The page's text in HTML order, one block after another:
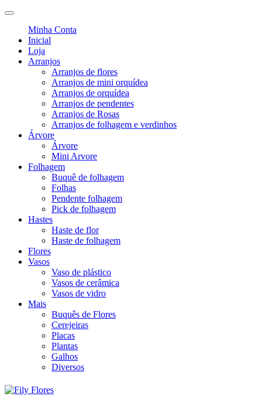
Minha Conta
Inicial
Loja
Arranjos
Arranjos de flores
Arranjos de mini orquídea
Arranjos de orquídea
Arranjos de pendentes
Arranjos de Rosas
Arranjos de folhagem e verdinhos
Árvore
Árvore
Mini Arvore
Folhagem
Buquê de folhagem
Folhas
Pendente folhagem
Pick de folhagem
Hastes
Haste de flor
Haste de folhagem
Flores
Vasos
Vaso de plástico
Vasos de cerâmica
Vasos de vidro
Mais
Buquês de Flores
Cerejeiras
Placas
Plantas
Galhos
Diversos